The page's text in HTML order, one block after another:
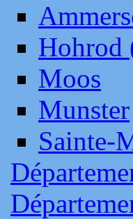
Hohrod
Moos
Munster
Sainte-